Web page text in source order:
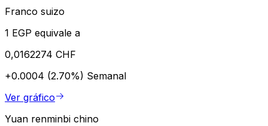
Franco suizo
1 EGP equivale a
0,0162274 CHF
+0.0004 (2.70%) Semanal
Ver gráfico
Yuan renminbi chino